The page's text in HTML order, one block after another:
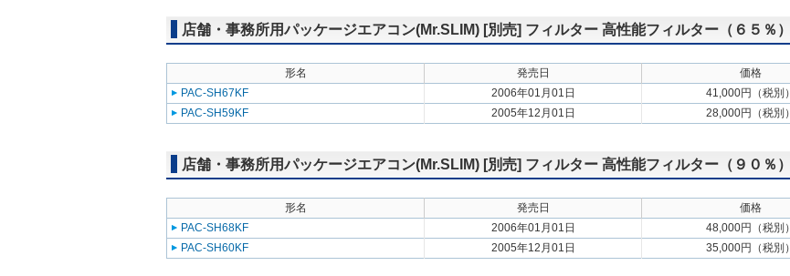
店舗・事務所用パッケージエアコン(Mr.SLIM) [別売] フィルター 高性能フィルター（６５％）
形名 発売日
価格
PAC-SH67KF
2006年01月01日
41,000円（税別）
PAC-SH59KF
2005年12月01日 28,000円（税別）
店舗・事務所用パッケージエアコン(Mr.SLIM) [別売] フィルター 高性能フィルター（９０％）
形名 発売日
価格
PAC-SH68KF
2006年01月01日
48,000円（税別）
PAC-SH60KF
2005年12月01日 35,000円（税別）